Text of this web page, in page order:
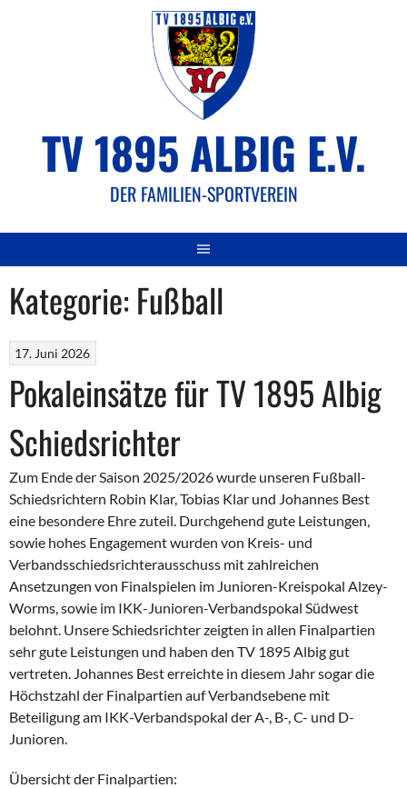
TV 1895 ALBIG E.V.
DER FAMILIEN-SPORTVEREIN
Kategorie: Fußball
17. Juni 2026
Pokaleinsätze für TV 1895 Albig
Schiedsrichter
Zum Ende der Saison 2025/2026 wurde unseren Fußball-
Schiedsrichtern Robin Klar, Tobias Klar und Johannes Best
eine besondere Ehre zuteil. Durchgehend gute Leistungen,
sowie hohes Engagement wurden von Kreis- und
Verbandsschiedsrichterausschuss mit zahlreichen
Ansetzungen von Finalspielen im Junioren-Kreispokal Alzey-
Worms, sowie im IKK-Junioren-Verbandspokal Südwest
belohnt. Unsere Schiedsrichter zeigten in allen Finalpartien
sehr gute Leistungen und haben den TV 1895 Albig gut
vertreten. Johannes Best erreichte in diesem Jahr sogar die
Höchstzahl der Finalpartien auf Verbandsebene mit
Beteiligung am IKK-Verbandspokal der A-, B-, C- und D-
Junioren.
Übersicht der Finalpartien: